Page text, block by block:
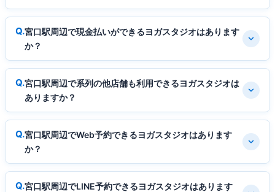
宮口駅周辺で現金払いができるヨガスタジオはあります
か？
宮口駅周辺で系列の他店舗も利用できるヨガスタジオは
ありますか？
宮口駅周辺でWeb予約できるヨガスタジオはあります
か？
宮口駅周辺でLINE予約できるヨガスタジオはあります